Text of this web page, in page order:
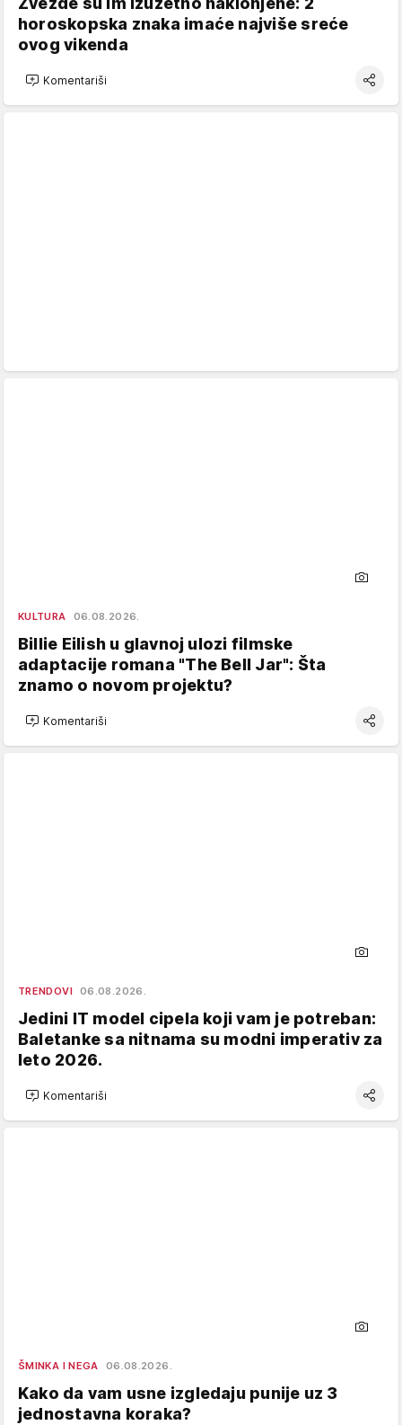
horoskopska znaka imaće najviše sreće
ovog vikenda
Komentariši
KULTURA 06.08.2026.
Billie Eilish u glavnoj ulozi filmske
adaptacije romana "The Bell Jar": Šta
znamo o novom projektu?
Komentariši
TRENDOVI 06.08.2026.
Jedini IT model cipela koji vam je potreban:
Baletanke sa nitnama su modni imperativ za
leto 2026.
Komentariši
ŠMINKA I NEGA 06.08.2026.
Kako da vam usne izgledaju punije uz 3
jednostavna koraka?